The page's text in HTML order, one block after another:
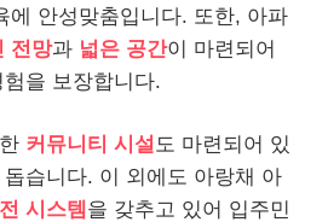
에 안성맞춤입니다. 또한, 아파
전망과 넓은 공간이 마련되어
을 보장합니다.
커뮤니티 시설도 마련되어 있
습니다. 이 외에도 아랑채 아
시스템 을 갖추고 있어 입주민